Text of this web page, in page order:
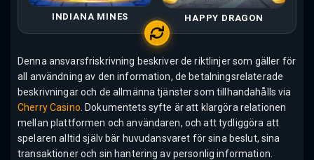
INDIANA MINES HAPPY DRAGON
Denna ansvarsfriskrivning beskriver de riktlinjer som gäller för
all användning av den information, de betalningsrelaterade
beskrivningar och de allmänna tjänster som tillhandahålls via
Cherry Casino . Dokumentets syfte är att klargöra relationen
mellan plattformen och användaren, och att tydliggöra att
spelaren alltid själv bär huvudansvaret för sina beslut, sina
transaktioner och sin hantering av personlig information.